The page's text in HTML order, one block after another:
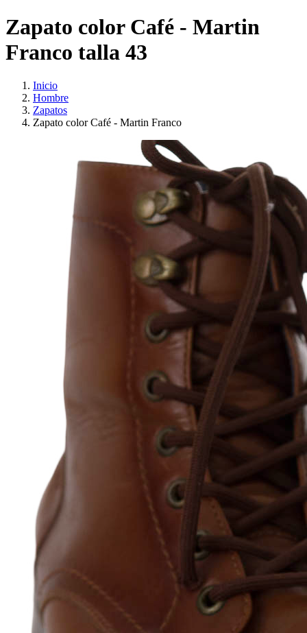
Zapato color Café - Martin
Franco talla 43
Inicio
Hombre
Zapatos
Zapato color Café - Martin Franco